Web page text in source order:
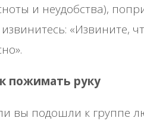
и неудобства),
«Извините,
пожимать руку
вы подошли к группе